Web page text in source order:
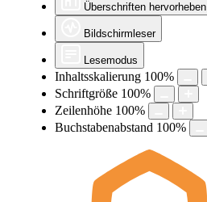
Überschriften hervorheben
Bildschirmleser
Lesemodus
Inhaltsskalierung 100%
Schriftgröße 100%
Zeilenhöhe 100%
Buchstabenabstand 100%